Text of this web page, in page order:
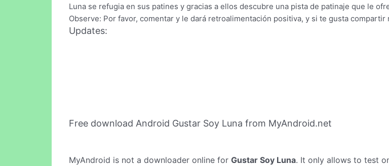
Luna se refugia en sus patines y gracias a ellos descubre una pista de patinaje que le
Observe: Por favor, comentar y le dará retroalimentación positiva, y si te gusta compartir
Updates:
Free download Android Gustar Soy Luna from MyAndroid.net
MyAndroid is not a downloader online for Gustar Soy Luna. It only allows to test